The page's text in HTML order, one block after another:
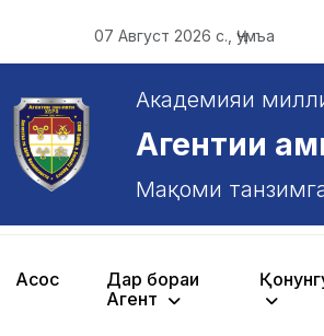
07 Август 2026 с., Ҷумъа
Академияи
Агентии
Мақоми
Асосӣ
Дар бораи
Агентӣ